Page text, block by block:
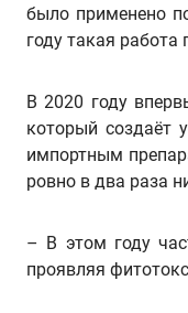
было применено
году такая
В 2020 году
который создаёт
импортным
ровно в два раза
– В этом году
проявляя